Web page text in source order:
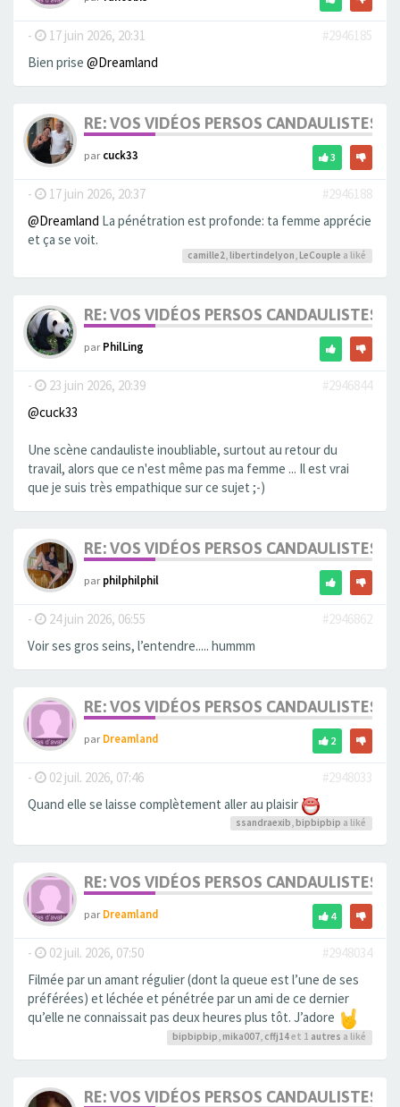
- 17 juin 2026, 20:31
#2946185
Bien prise @Dreamland
RE: VOS VIDÉOS PERSOS CANDAULISTES
parcuck33 3
- 17 juin 2026, 20:37
#2946188
@Dreamland La pénétration est profonde: ta femme apprécie
et ça se voit.
camille2, libertindelyon, LeCouple a liké
RE: VOS VIDÉOS PERSOS CANDAULISTES
parPhilLing
- 23 juin 2026, 20:39
#2946844
@cuck33
Une scène candauliste inoubliable, surtout au retour du
travail, alors que ce n'est même pas ma femme ... Il est vrai
que je suis très empathique sur ce sujet ;-)
RE: VOS VIDÉOS PERSOS CANDAULISTES
parphilphilphil
- 24 juin 2026, 06:55
#2946862
Voir ses gros seins, l’entendre..... hummm
RE: VOS VIDÉOS PERSOS CANDAULISTES
parDreamland 2
- 02 juil. 2026, 07:46
#2948033
Quand elle se laisse complètement aller au plaisir
ssandraexib, bipbipbip a liké
RE: VOS VIDÉOS PERSOS CANDAULISTES
parDreamland 4
- 02 juil. 2026, 07:50
#2948034
Filmée par un amant régulier (dont la queue est l’une de ses
préférées) et léchée et pénétrée par un ami de ce dernier
qu’elle ne connaissait pas deux heures plus tôt. J’adore
bipbipbip, mika007, cffj14et 1 autres a liké
RE: VOS VIDÉOS PERSOS CANDAULISTES